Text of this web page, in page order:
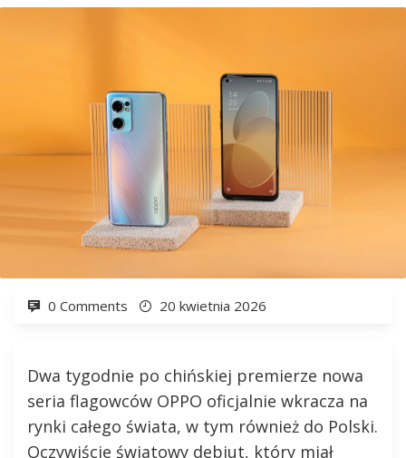
0 Comments 20 kwietnia 2026
Dwa tygodnie po chińskiej premierze nowa
seria flagowców OPPO oficjalnie wkracza na
rynki całego świata, w tym również do Polski.
Oczywiście światowy debiut, który miał